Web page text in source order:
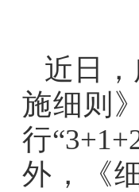
近日
施细则
行
外，《